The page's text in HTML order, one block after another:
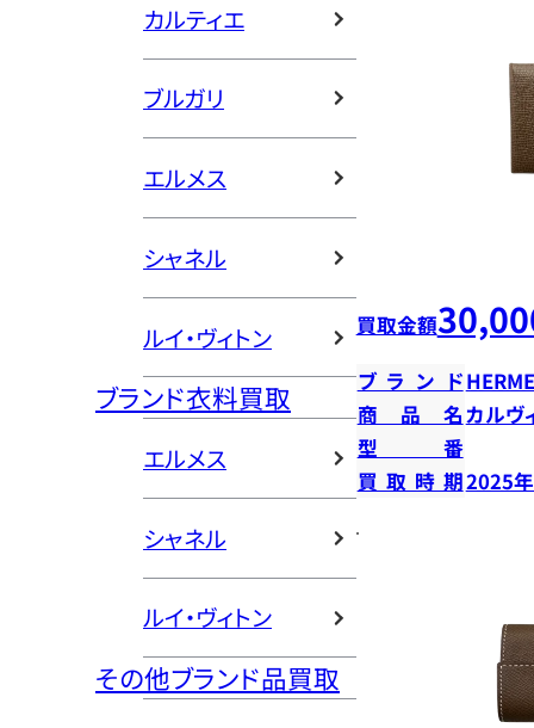
カルティエ
ブルガリ
エルメス
シャネル
ルイ・ヴィトン
ブランド衣料買取
エルメス
シャネル
ルイ・ヴィトン
その他ブランド品買取
買取金額
ブランド
商品名カルヴ
型番
買取時期2025